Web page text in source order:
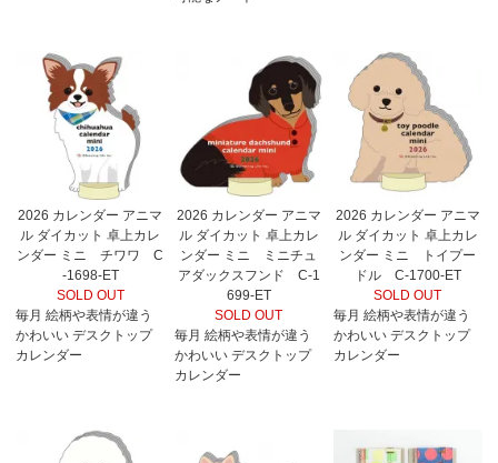
2026 カレンダー アニマ
ル ダイカット 卓上カレ
ンダー ミニ チワワ C
-1698-ET
SOLD OUT
毎月 絵柄や表情が違う
かわいい デスクトップ
カレンダー
2026 カレンダー アニマ
ル ダイカット 卓上カレ
ンダー ミニ ミニチュ
アダックスフンド C-1
699-ET
SOLD OUT
毎月 絵柄や表情が違う
かわいい デスクトップ
カレンダー
2026 カレンダー アニマ
ル ダイカット 卓上カレ
ンダー ミニ トイプー
ドル C-1700-ET
SOLD OUT
毎月 絵柄や表情が違う
かわいい デスクトップ
カレンダー